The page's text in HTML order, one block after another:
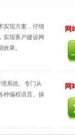
实现方案，仔细
实现客户建设网
果。
网
系统、专门从
种编程语言、操
网